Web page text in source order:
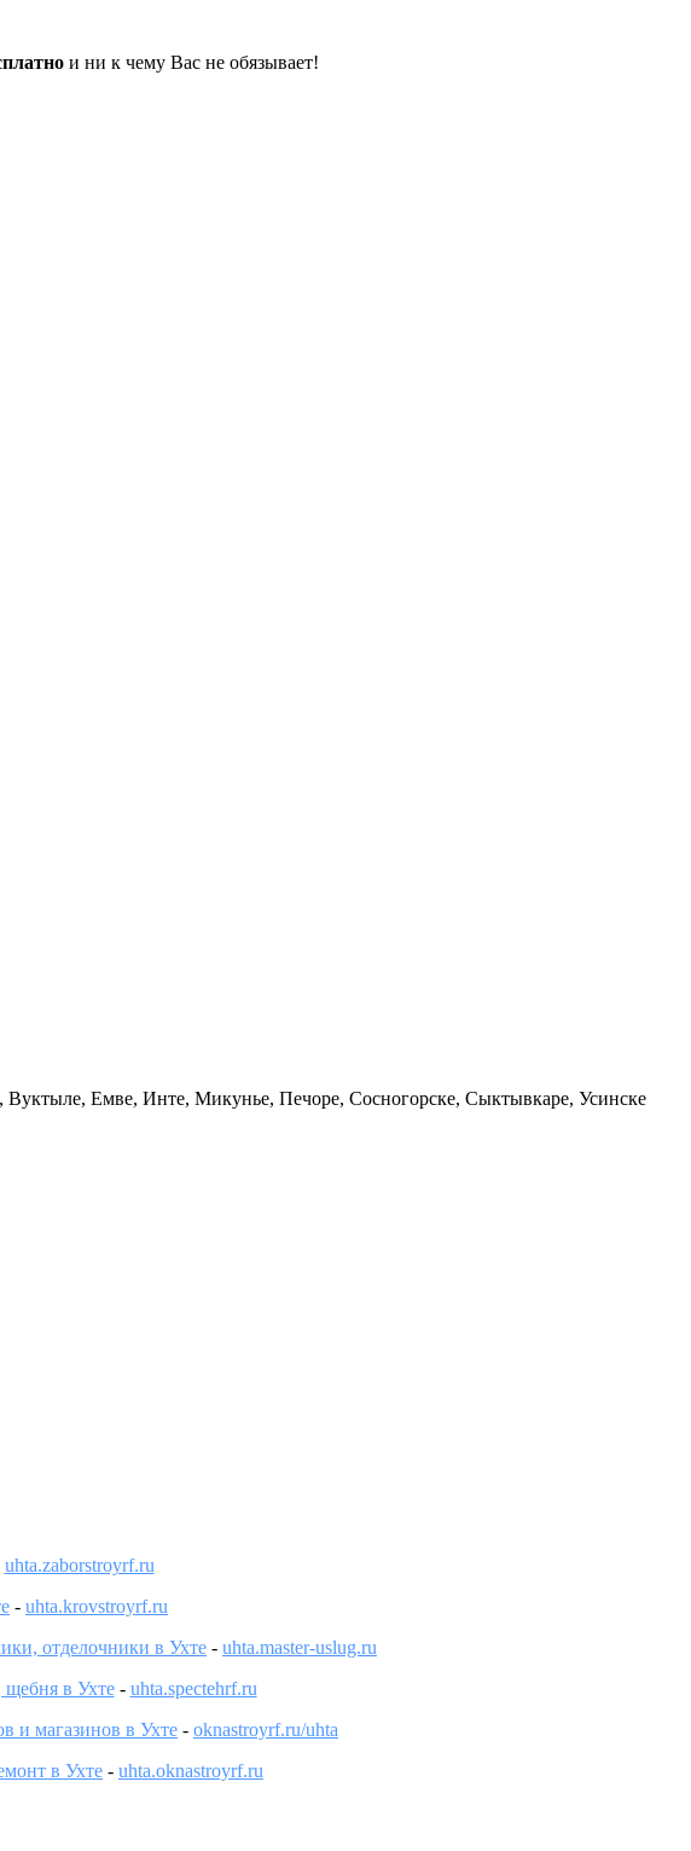
и ни к чему Вас не обязывает!
Вуктыле, Емве, Инте, Микунье, Печоре, Сосногорске, Сыктывкаре, Усинске
uhta.zaborstroyrf.ru
- uhta.krovstroyrf.ru
отделочники в Ухте - uhta.master-uslug.ru
щебня в Ухте- uhta.spectehrf.ru
и магазинов в Ухте - oknastroyrf.ru/uhta
в Ухте - uhta.oknastroyrf.ru